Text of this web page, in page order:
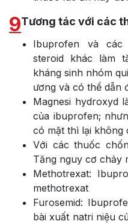
9Tương tác với các
Ibuprofen và
steroid khác làm
kháng sinh nhóm
ương và có thể dẫn
Magnesi hydroxyd
của ibuprofen;
có mặt thì lại không
Với các thuốc
Tăng nguy cơ chảy
Methotrexat:
methotrexat
Furosemid:
bài xuất natri niệu